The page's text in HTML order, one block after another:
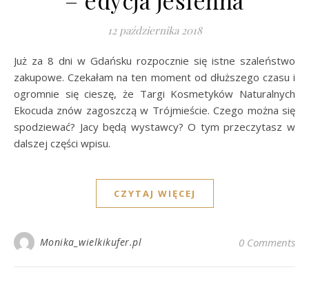
12 października 2018
Już za 8 dni w Gdańsku rozpocznie się istne szaleństwo
zakupowe. Czekałam na ten moment od dłuższego czasu i
ogromnie się cieszę, że Targi Kosmetyków Naturalnych
Ekocuda znów zagoszczą w Trójmieście. Czego można się
spodziewać? Jacy będą wystawcy? O tym przeczytasz w
dalszej części wpisu.
CZYTAJ WIĘCEJ
Monika_wielkikufer.pl 0 Comments